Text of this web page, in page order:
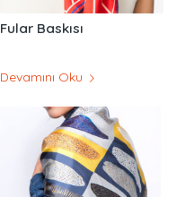
Fular Baskısı
Devamını Oku